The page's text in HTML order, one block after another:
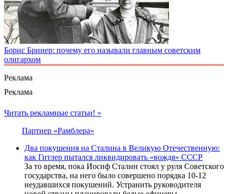
Борис Бринер: почему его называли главным советским
олигархом
Реклама
Реклама
Читать рекламные статьи! »
Партнер «Рамблера»
Два покушения на Сталина в Великую Отечественную:
как Гитлер пытался ликвидировать «вождя» СССР
За то время, пока Иосиф Сталин стоял у руля Советского
государства, на него было совершено порядка 10-12
неудавшихся покушений. Устранить руководителя